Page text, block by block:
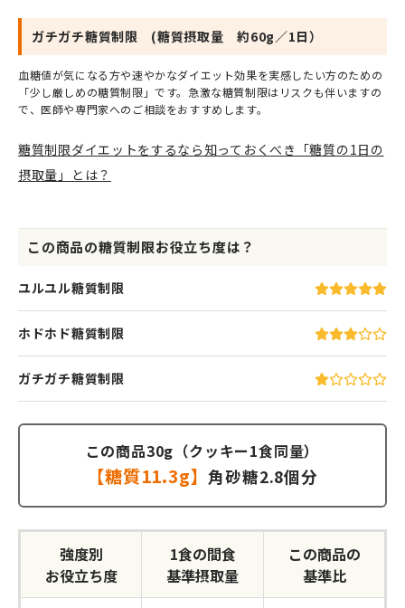
ガチガチ糖質制限 (糖質摂取量 約60g／1日）
血糖値が気になる方や速やかなダイエット効果を実感したい方のための
「少し厳しめの糖質制限」です。急激な糖質制限はリスクも伴いますの
で、医師や専門家へのご相談をおすすめします。
糖質制限ダイエットをするなら知っておくべき「糖質の1日の
摂取量」とは？
この商品の糖質制限お役立ち度は？
ユルユル糖質制限
ホドホド糖質制限
ガチガチ糖質制限
この商品30g（クッキー1食同量）
【糖質11.3g】角砂糖2.8個分
強度別
お役立ち度
1食の間食
基準摂取量
この商品の
基準比